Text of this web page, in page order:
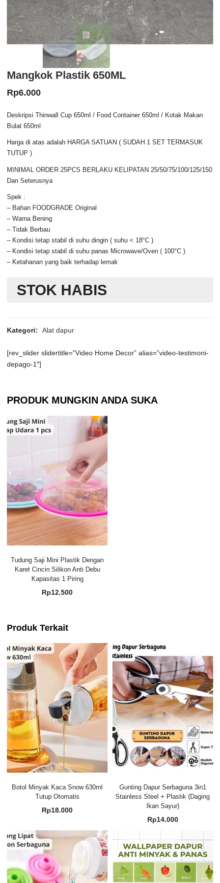
Mangkok Plastik 650ML
Rp6.000
Deskripsi Thinwall Cup 650ml / Food Container 650ml / Kotak Makan
Bulat 650ml
Harga di atas adalah HARGA SATUAN ( SUDAH 1 SET TERMASUK
TUTUP )
MINIMAL ORDER 25PCS BERLAKU KELIPATAN 25/50/75/100/125/150
Dan Seterusnya
Spek :
– Bahan FOODGRADE Original
– Warna Bening
– Tidak Berbau
– Kondisi tetap stabil di suhu dingin ( suhu < 18°C )
– Kondisi tetap stabil di suhu panas Microwave/Oven ( 100°C )
– Ketahanan yang baik terhadap lemak
STOK HABIS
Kategori: Alat dapur
[rev_slider slidertitle=”Video Home Decor” alias=”video-testimoni-
depago-1″]
PRODUK MUNGKIN ANDA SUKA
Tudung Saji Mini Plastik Dengan
Karet Cincin Silikon Anti Debu
Kapasitas 1 Piring
Rp12.500
Produk Terkait
Botol Minyak Kaca Snow 630ml
Tutup Otomatis
Rp18.000
Gunting Dapur Serbaguna 3in1
Stainless Steel + Plastik (Daging
Ikan Sayur)
Rp14.000